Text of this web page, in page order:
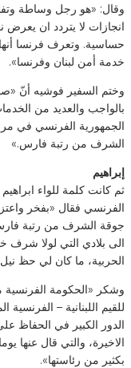
وقال: «هو رجل وساطة
انجازات لا يتردد ان
حساسية. وتعرف فرنسا
خدمة أمن لبنان وفرنسا».
وختم السفير فوشيه أنّ
بالواجب والعديد من
الشرف من رتبة فارس.»
إبراهيم
ثم كانت كلمة للواء
الفرنسي فقال «بفخر
الى بلادي التي لولا شرف
الحربية، ما كان لي حظ نيل
وشكر «الحكومة الفرنسية
للقيم اللبنانية –
الدور الكبير في الحفاظ
الاخيرة، والتي قال عنها
بكثير من رئاستها».